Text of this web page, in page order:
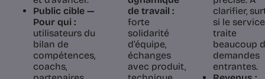
Public cible —
Pour qui :
utilisateurs du
bilan de
compétences,
coachs,
de travail :
forte
solidarité
d’équipe,
échanges
avec produit,
clarifier,
si le service
traite
beaucoup
demandes
entrantes.